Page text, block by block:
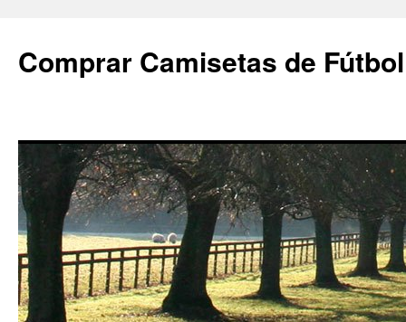
Comprar Camisetas de